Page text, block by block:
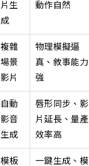
片生
成
動作自然
複雜
場景
影片
物理模擬逼
真、敘事能力
強
自動
影音
生成
唇形同步、影
片延長、量產
效率高
模板
一鍵生成、模